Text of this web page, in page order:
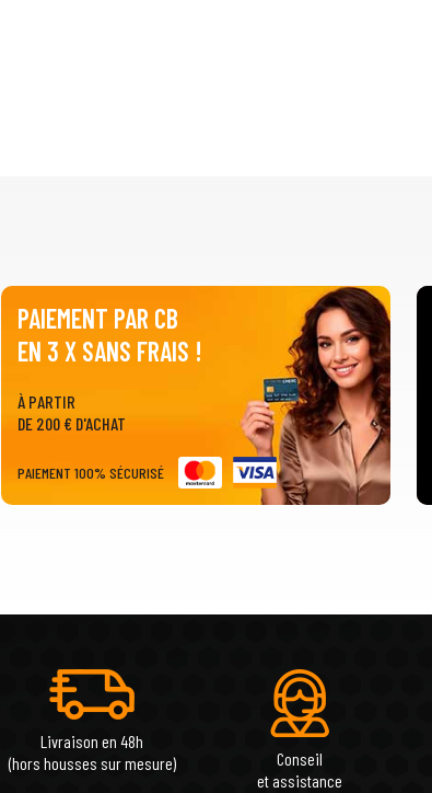
PAIEMENT PAR CB
EN 3 X SANS FRAIS !
À PARTIR
DE 200 € D'ACHAT
PAIEMENT 100% SÉCURISÉ
Livraison en 48h
(hors housses sur mesure)
Conseil
et assistance